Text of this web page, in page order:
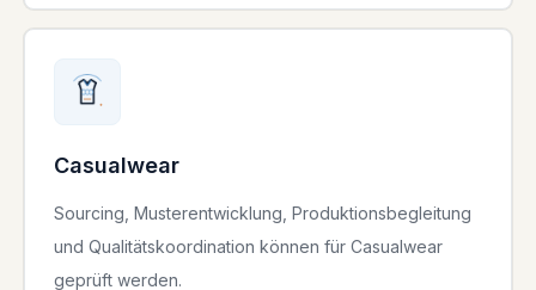
Casualwear
Sourcing, Musterentwicklung, Produktionsbegleitung
und Qualitätskoordination können für Casualwear
geprüft werden.